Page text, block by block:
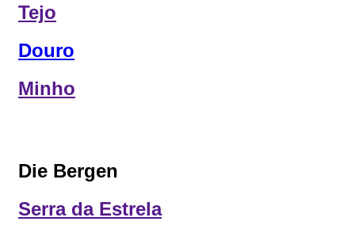
Tejo
Douro
Minho
Die Bergen
Serra da Estrela